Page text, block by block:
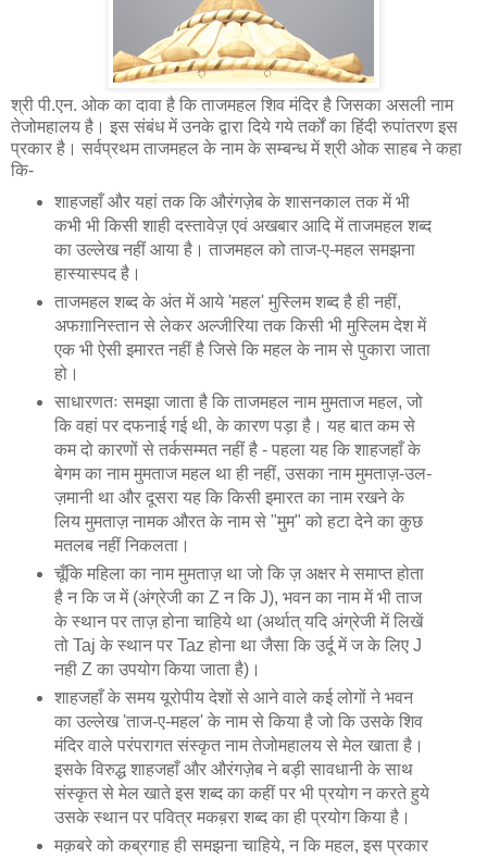
श्री पी.एन. ओक का दावा है कि ताजमहल शिव मंदिर है जिसका असली नाम
तेजोमहालय है। इस संबंध में उनके द्वारा दिये गये तर्कों का हिंदी रुपांतरण इस
प्रकार है। सर्वप्रथम ताजमहल के नाम के सम्बन्ध में श्री ओक साहब ने कहा
कि-
शाहजहाँ और यहां तक कि औरंगज़ेब के शासनकाल तक में भी
कभी भी किसी शाही दस्तावेज़ एवं अखबार आदि में ताजमहल शब्द
का उल्लेख नहीं आया है। ताजमहल को ताज-ए-महल समझना
हास्यास्पद है।
ताजमहल शब्द के अंत में आये 'महल' मुस्लिम शब्द है ही नहीं,
अफग़ानिस्तान से लेकर अल्जीरिया तक किसी भी मुस्लिम देश में
एक भी ऐसी इमारत नहीं है जिसे कि महल के नाम से पुकारा जाता
हो।
साधारणतः समझा जाता है कि ताजमहल नाम मुमताज महल, जो
कि वहां पर दफनाई गई थी, के कारण पड़ा है। यह बात कम से
कम दो कारणों से तर्कसम्मत नहीं है - पहला यह कि शाहजहाँ के
बेगम का नाम मुमताज महल था ही नहीं, उसका नाम मुमताज़-उल-
ज़मानी था और दूसरा यह कि किसी इमारत का नाम रखने के
लिय मुमताज़ नामक औरत के नाम से "मुम" को हटा देने का कुछ
मतलब नहीं निकलता।
चूँकि महिला का नाम मुमताज़ था जो कि ज़ अक्षर मे समाप्त होता
है न कि ज में (अंग्रेजी का Z न कि J), भवन का नाम में भी ताज
के स्थान पर ताज़ होना चाहिये था (अर्थात् यदि अंग्रेजी में लिखें
तो Taj के स्थान पर Taz होना था जैसा कि उर्दू में ज के लिए J
नही Z का उपयोग किया जाता है)।
शाहजहाँ के समय यूरोपीय देशों से आने वाले कई लोगों ने भवन
का उल्लेख 'ताज-ए-महल' के नाम से किया है जो कि उसके शिव
मंदिर वाले परंपरागत संस्कृत नाम तेजोमहालय से मेल खाता है।
इसके विरुद्ध शाहजहाँ और औरंगज़ेब ने बड़ी सावधानी के साथ
संस्कृत से मेल खाते इस शब्द का कहीं पर भी प्रयोग न करते हुये
उसके स्थान पर पवित्र मकब़रा शब्द का ही प्रयोग किया है।
मक़बरे को कब्रगाह ही समझना चाहिये, न कि महल, इस प्रकार